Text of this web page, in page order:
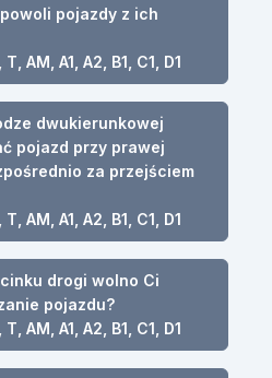
pojazdy z ich
AM, A1, A2, B1, C1, D1
dwukierunkowej
pojazd przy prawej
za przejściem
AM, A1, A2, B1, C1, D1
drogi wolno Ci
pojazdu?
AM, A1, A2, B1, C1, D1